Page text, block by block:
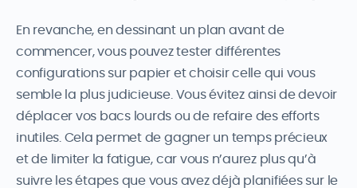
En revanche, en dessinant un plan avant de
commencer, vous pouvez tester différentes
configurations sur papier et choisir celle qui vous
semble la plus judicieuse. Vous évitez ainsi de devoir
déplacer vos bacs lourds ou de refaire des efforts
inutiles. Cela permet de gagner un temps précieux
et de limiter la fatigue, car vous n’aurez plus qu’à
suivre les étapes que vous avez déjà planifiées sur le